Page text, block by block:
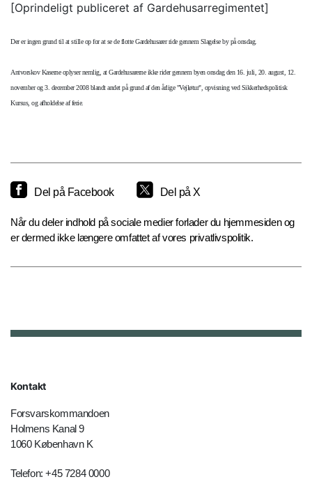
[Oprindeligt publiceret af Gardehusarregimentet]
Der er ingen grund til at stille op for at se de flotte Gardehusarer ride gennem Slagelse by på onsdag.
Antvorskov Kaserne oplyser nemlig, at Gardehusarerne ikke rider gennem byen onsdag den 16. juli, 20. august, 12.
november og 3. december 2008 blandt andet på grund af den årlige "Vejløtur", opvisning ved Sikkerhedspolitisk
Kursus, og afholdelse af ferie.
Del på Facebook Del på X
Når du deler indhold på sociale medier forlader du hjemmesiden og
er dermed ikke længere omfattet af vores privatlivspolitik.
Kontakt
Forsvarskommandoen
Holmens Kanal 9
1060 København K
Telefon: +45 7284 0000